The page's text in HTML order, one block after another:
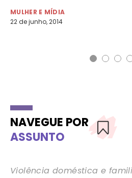
MULHER E MÍDIA
22 de junho, 2014
NAVEGUE POR
ASSUNTO
Violência doméstica e